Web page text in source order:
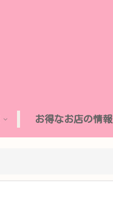
お得なお店の情報